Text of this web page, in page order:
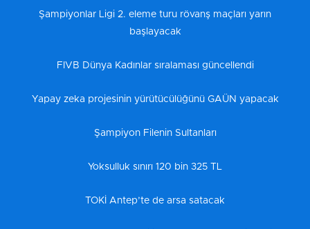
Şampiyonlar Ligi 2. eleme turu rövanş maçları yarın
başlayacak
FIVB Dünya Kadınlar sıralaması güncellendi
Yapay zeka projesinin yürütücülüğünü GAÜN yapacak
Şampiyon Filenin Sultanları
Yoksulluk sınırı 120 bin 325 TL
TOKİ Antep’te de arsa satacak